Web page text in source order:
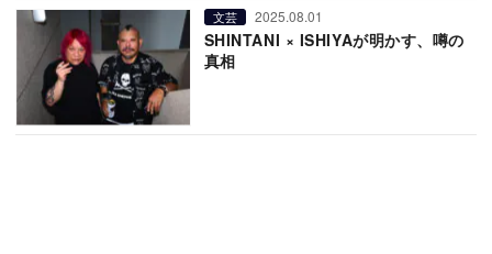
文芸 2025.08.01
SHINTANI × ISHIYAが明かす、噂の
真相